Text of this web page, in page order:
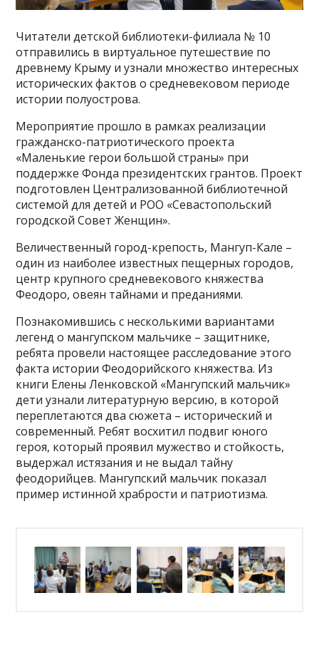
Читатели детской библиотеки-филиала № 10
отправились в виртуальное путешествие по
древнему Крыму и узнали множество интересных
исторических фактов о средневековом периоде
истории полуострова.
Мероприятие прошло в рамках реализации
гражданско-патриотического проекта
«Маленькие герои большой страны» при
поддержке Фонда президентских грантов. Проект
подготовлен Централизованной библиотечной
системой для детей и РОО «Севастопольский
городской Совет Женщин».
Величественный город-крепость, Мангуп-Кале –
один из наиболее известных пещерных городов,
центр крупного средневекового княжества
Феодоро, овеян тайнами и преданиями.
Познакомившись с несколькими вариантами
легенд о мангупском мальчике – защитнике,
ребята провели настоящее расследование этого
факта истории Феодорийского княжества. Из
книги Елены Ленковской «Мангупский мальчик»
дети узнали литературную версию, в которой
переплетаются два сюжета – исторический и
современный. Ребят восхитил подвиг юного
героя, который проявил мужество и стойкость,
выдержал истязания и не выдал тайну
феодорийцев. Мангупский мальчик показал
пример истинной храбрости и патриотизма.